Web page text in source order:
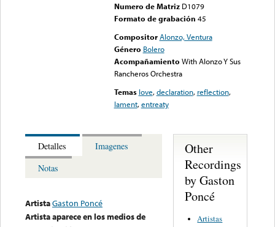
Numero de Matriz D1079
Formato de grabación 45
Compositor Alonzo, Ventura
Género Bolero
Acompañamiento With Alonzo Y Sus
Rancheros Orchestra
Temas love,declaration, reflection,
lament,entreaty
Detalles
Imagenes
Notas
ArtistaGaston Poncé
Artista aparece en los medios de
Other
Recordings
by Gaston
Poncé
Artistas